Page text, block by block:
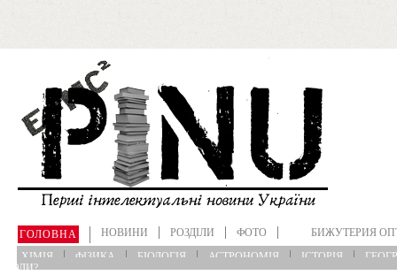
Перейти до основного матеріалу
ГОЛОВНА НОВИНИ
РОЗДІЛИ
ХІМІЯ
ФІЗИКА БІОЛОГІЯ АСТРОНОМІЯ ІСТОРІЯ
ФОТО БИЖУТЕРИЯ